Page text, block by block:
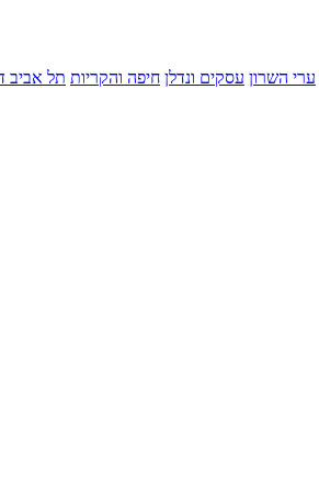
ערי השרון עסקים ונדלן חיפה והקריות תל אביב